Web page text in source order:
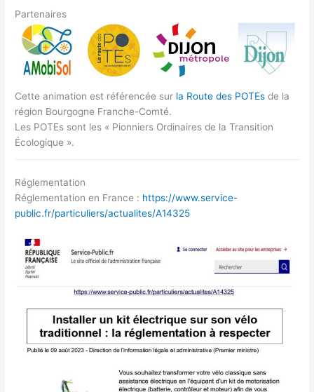
Partenaires
Cette animation est référencée sur la Route des POTEs de la
région Bourgogne Franche-Comté.
Les POTEs sont les « Pionniers Ordinaires de la Transition
Écologique ».
Réglementation
Réglementation en France : https://www.service-
public.fr/particuliers/actualites/A14325